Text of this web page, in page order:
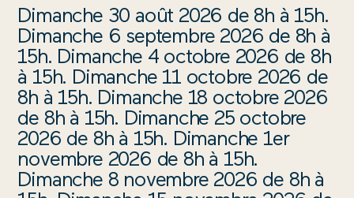
AUX
ALENTOURS
ACTUS
ACCESSIBILITÉ RECRUTEMENT
OBSERVATOIRELANGUES
Dimanche 30 août 2026 de 8h à 15h.
Dimanche 6 septembre 2026 de 8h à
15h. Dimanche 4 octobre 2026 de 8h
à 15h. Dimanche 11 octobre 2026 de
8h à 15h. Dimanche 18 octobre 2026
de 8h à 15h. Dimanche 25 octobre
2026 de 8h à 15h. Dimanche 1er
novembre 2026 de 8h à 15h.
Dimanche 8 novembre 2026 de 8h à